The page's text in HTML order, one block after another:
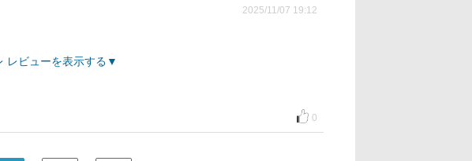
2025/11/07 19:12
レビューを表示する
0